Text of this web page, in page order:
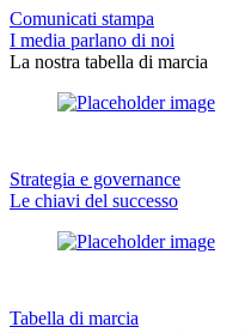
Comunicati stampa
I media parlano di noi
La nostra tabella di marcia
Strategia e governance
Le chiavi del successo
Tabella di marcia